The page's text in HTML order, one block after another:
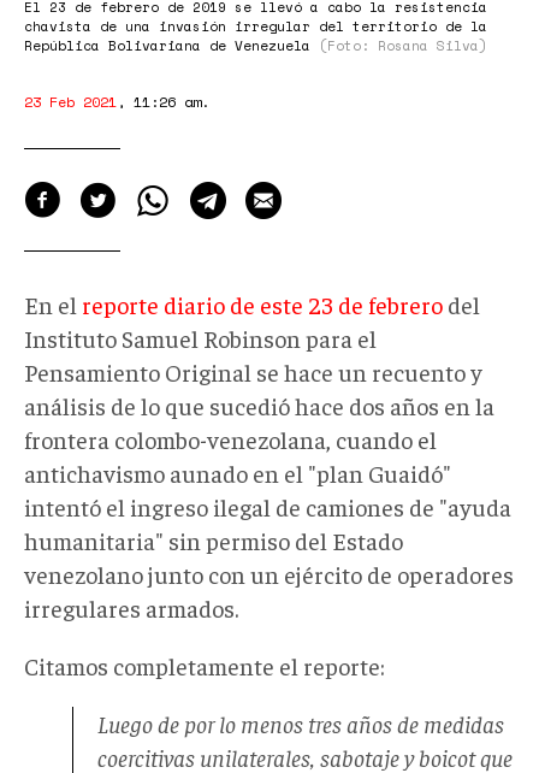
El 23 de febrero de 2019 se llevó a cabo la resistencia
chavista de una invasión irregular del territorio de la
República Bolivariana de Venezuela
(Foto: Rosana Silva)
23 Feb 2021, 11:26 am.
En el reporte diario de este 23 de febrero del
Instituto Samuel Robinson para el
Pensamiento Original se hace un recuento y
análisis de lo que sucedió hace dos años en la
frontera colombo-venezolana, cuando el
antichavismo aunado en el "plan Guaidó"
intentó el ingreso ilegal de camiones de "ayuda
humanitaria" sin permiso del Estado
venezolano junto con un ejército de operadores
irregulares armados.
Citamos completamente el reporte:
Luego de por lo menos tres años de medidas
coercitivas unilaterales, sabotaje y boicot que